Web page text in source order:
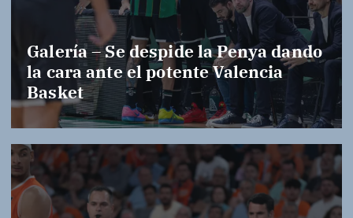
Galería – Se despide la Penya dando
la cara ante el potente Valencia
Basket